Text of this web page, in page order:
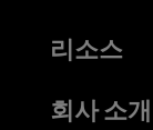
리소스
회사 소개